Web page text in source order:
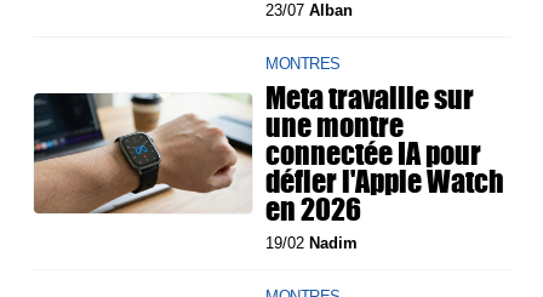
23/07Alban
MONTRES
Meta travaille sur
une montre
connectée IA pour
défier l'Apple Watch
en 2026
19/02 Nadim